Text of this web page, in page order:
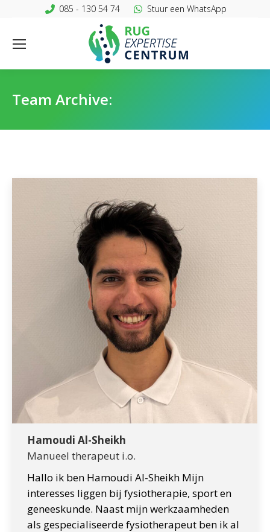
085 - 130 54 74 Stuur een WhatsApp
Team Archive:
Hamoudi Al-Sheikh
Manueel therapeut i.o.
Hallo ik ben Hamoudi Al-Sheikh Mijn
interesses liggen bij fysiotherapie, sport en
geneeskunde. Naast mijn werkzaamheden
als gespecialiseerde fysiotherapeut ben ik al